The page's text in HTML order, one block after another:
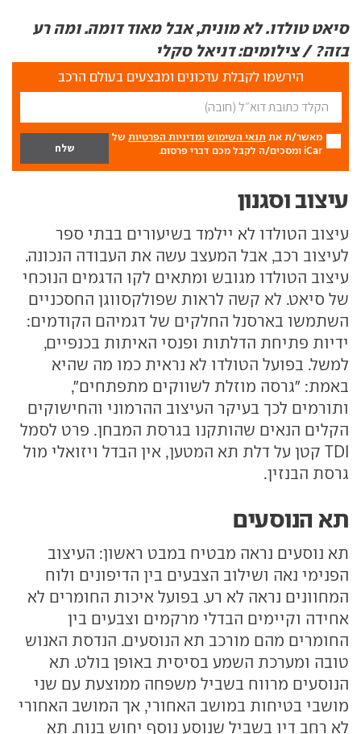
סיאט טולדו. לא מונית, אבל מאוד דומה. ומה רע
בזה? / צילומים: דניאל סקלי
הירשמו לקבלת עדכונים ומבצעים בעולם הרכב
מאשר/ת את תנאי השימוש ומדיניות הפרטיות של
iCar ומסכים/ה לקבל מכם דברי פרסום.
עיצוב וסגנון
עיצוב הטולדו לא יילמד בשיעורים בבתי ספר
לעיצוב רכב, אבל המעצב עשה את העבודה הנכונה.
עיצוב הטולדו מגובש ומתאים לקו הדגמים הנוכחי
של סיאט. לא קשה לראות שפולקסווגן החסכניים
השתמשו בארסנל החלקים של דגמיהם הקודמים:
ידיות פתיחת הדלתות ופנסי האיתות בכנפיים,
למשל. בפועל הטולדו לא נראית כמו מה שהיא
באמת: "גרסה מוזלת לשווקים מתפתחים",
ותורמים לכך בעיקר העיצוב ההרמוני והחישוקים
הקלים הנאים שהותקנו בגרסת המבחן. פרט לסמל
TDI קטן על דלת תא המטען, אין הבדל ויזואלי מול
גרסת הבנזין.
תא הנוסעים
תא נוסעים נראה מבטיח במבט ראשון: העיצוב
הפנימי נאה ושילוב הצבעים בין הדיפונים ולוח
המחוונים נראה לא רע. בפועל איכות החומרים לא
אחידה וקיימים הבדלי מרקמים וצבעים בין
החומרים מהם מורכב תא הנוסעים. הנדסת האנוש
טובה ומערכת השמע בסיסית באופן בולט. תא
הנוסעים מרווח בשביל משפחה ממוצעת עם שני
מושבי בטיחות במושב האחורי, אך המושב האחורי
לא רחב דיו בשביל שנוסע נוסף יחוש בנוח. תא